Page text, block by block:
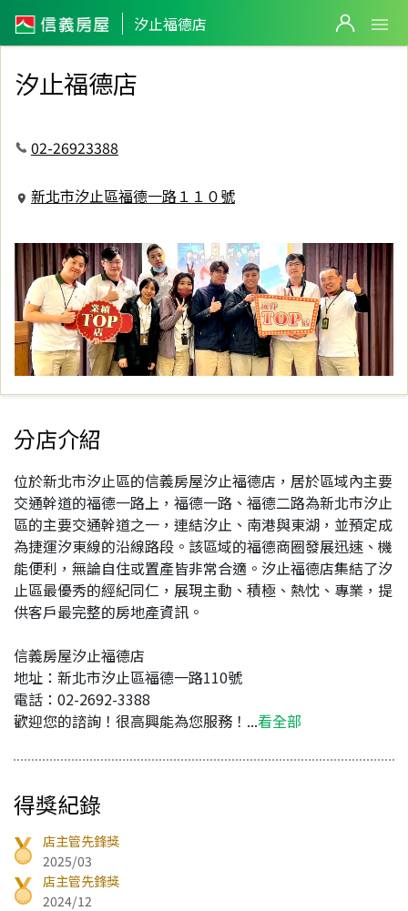
汐止福德店
信義房屋汐止福德店
汐止福德店
02-26923388
新北市汐止區福德一路１１０號
分店介紹
位於新北市汐止區的信義房屋汐止福德店，居於區域內主要
交通幹道的福德一路上，福德一路、福德二路為新北市汐止
區的主要交通幹道之一，連結汐止、南港與東湖，並預定成
為捷運汐東線的沿線路段。​該區域的福德商圈發展迅速、機
能便利，無論自住或置產皆非常合適。汐止福德店集結了汐
止區最優秀的經紀同仁，展現主動、積極、熱忱、專業，提
供客戶最完整的房地產資訊。
信義房屋汐止福德店
地址：​新北市汐止區福德一路110號
電話：​02-2692-3388
歡迎您的諮詢！很高興能為您服務！...看全部
得獎紀錄
店主管先鋒獎
2025/03
店主管先鋒獎
2024/12